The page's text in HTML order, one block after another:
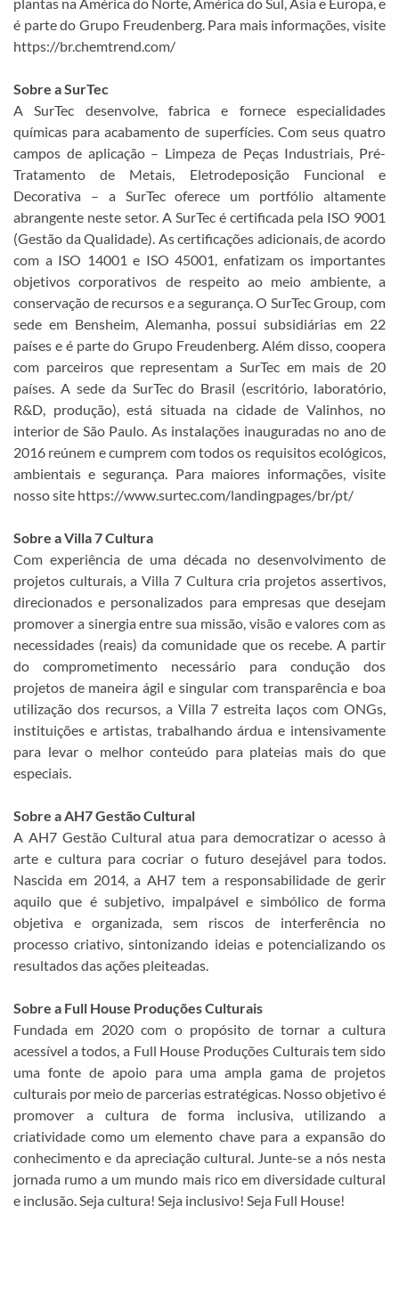
é parte do Grupo Freudenberg. Para mais informações, visite
https://br.chemtrend.com/
Sobre a SurTec
A SurTec desenvolve, fabrica e fornece especialidades
químicas para acabamento de superfícies. Com seus quatro
campos de aplicação – Limpeza de Peças Industriais, Pré-
Tratamento de Metais, Eletrodeposição Funcional e
Decorativa – a SurTec oferece um portfólio altamente
abrangente neste setor. A SurTec é certificada pela ISO 9001
(Gestão da Qualidade). As certificações adicionais, de acordo
com a ISO 14001 e ISO 45001, enfatizam os importantes
objetivos corporativos de respeito ao meio ambiente, a
conservação de recursos e a segurança. O SurTec Group, com
sede em Bensheim, Alemanha, possui subsidiárias em 22
países e é parte do Grupo Freudenberg. Além disso, coopera
com parceiros que representam a SurTec em mais de 20
países. A sede da SurTec do Brasil (escritório, laboratório,
R&D, produção), está situada na cidade de Valinhos, no
interior de São Paulo. As instalações inauguradas no ano de
2016 reúnem e cumprem com todos os requisitos ecológicos,
ambientais e segurança. Para maiores informações, visite
nosso site https://www.surtec.com/landingpages/br/pt/
Sobre a Villa 7 Cultura
Com experiência de uma década no desenvolvimento de
projetos culturais, a Villa 7 Cultura cria projetos assertivos,
direcionados e personalizados para empresas que desejam
promover a sinergia entre sua missão, visão e valores com as
necessidades (reais) da comunidade que os recebe. A partir
do comprometimento necessário para condução dos
projetos de maneira ágil e singular com transparência e boa
utilização dos recursos, a Villa 7 estreita laços com ONGs,
instituições e artistas, trabalhando árdua e intensivamente
para levar o melhor conteúdo para plateias mais do que
especiais.
Sobre a AH7 Gestão Cultural
A AH7 Gestão Cultural atua para democratizar o acesso à
arte e cultura para cocriar o futuro desejável para todos.
Nascida em 2014, a AH7 tem a responsabilidade de gerir
aquilo que é subjetivo, impalpável e simbólico de forma
objetiva e organizada, sem riscos de interferência no
processo criativo, sintonizando ideias e potencializando os
resultados das ações pleiteadas.
Sobre a Full House Produções Culturais
Fundada em 2020 com o propósito de tornar a cultura
acessível a todos, a Full House Produções Culturais tem sido
uma fonte de apoio para uma ampla gama de projetos
culturais por meio de parcerias estratégicas. Nosso objetivo é
promover a cultura de forma inclusiva, utilizando a
criatividade como um elemento chave para a expansão do
conhecimento e da apreciação cultural. Junte-se a nós nesta
jornada rumo a um mundo mais rico em diversidade cultural
e inclusão. Seja cultura! Seja inclusivo! Seja Full House!